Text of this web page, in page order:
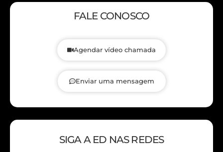
FALE CONOSCO
Agendar vídeo chamada
Enviar uma mensagem
SIGA A ED NAS REDES